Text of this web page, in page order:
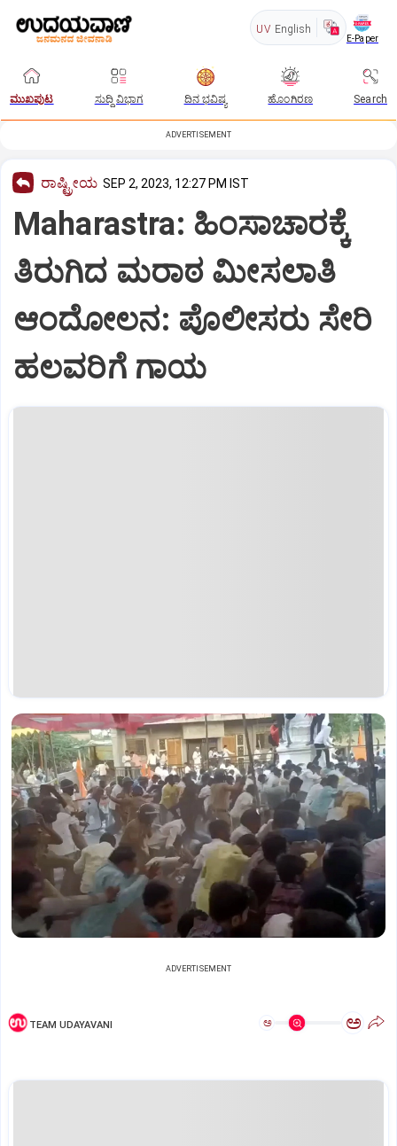
UV English
E-Paper
ಮುಖಪುಟ ಸುದ್ದಿ ವಿಭಾಗ ದಿನ ಭವಿಷ್ಯ ಹೊಂಗಿರಣ Search
ADVERTISEMENT
ರಾಷ್ಟ್ರೀಯ SEP 2, 2023, 12:27 PM IST
Maharastra: ಹಿಂಸಾಚಾರಕ್ಕೆ
ತಿರುಗಿದ ಮರಾಠ ಮೀಸಲಾತಿ
ಆಂದೋಲನ: ಪೊಲೀಸರು ಸೇರಿ
ಹಲವರಿಗೆ ಗಾಯ
ADVERTISEMENT
TEAM UDAYAVANI ಅ ಅ